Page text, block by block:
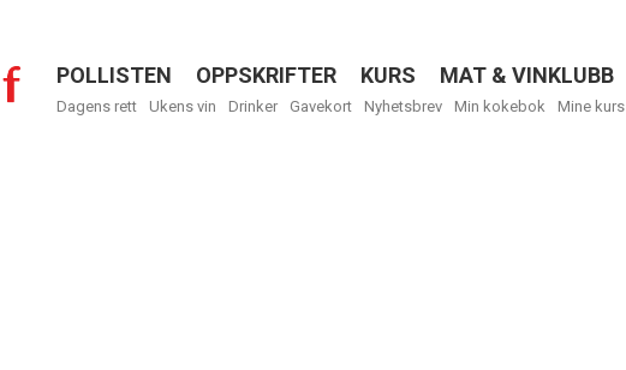
Menu
POLLISTEN OPPSKRIFTER KURS MAT & VINKLUBB
Dagens rett Ukens vin Drinker Gavekort Nyhetsbrev Min kokebok Mine kurs